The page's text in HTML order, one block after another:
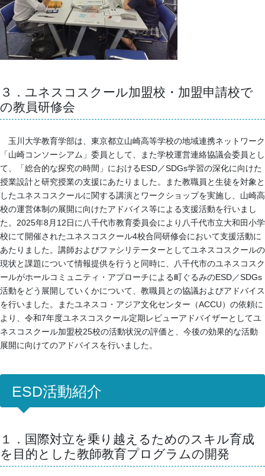
３．ユネスコスクール加盟校・加盟申請校で
の教員研修会
玉川大学教育学部は、東京都立山崎高等学校の地域連携ネットワーク
「山崎コンソーシアム」委員として、また学校運営連絡協議会委員とし
て、「総合的な探究の時間」におけるESD／SDGs学習の深化に向けた
授業設計と研究授業の支援にあたりました。また教職員と生徒を対象と
したユネスコスクールに関する講演とワークショップを実施し、山崎高
校の運営体制の展開に向けたアドバイス等による支援活動を行いまし
た。2025年8月12日に八千代市教育委員会により八千代市立大和田小学
校にて開催されたユネスコスクール4校合同研修会において支援活動に
あたりました。講師およびファシリテーターとしてユネスコスクールの
現状と課題について情報提供を行うと同時に、八千代市のユネスコスク
ールがホールコミュニティ・アプローチによる町ぐるみのESD／SDGs
活動をどう展開していくかについて、教職員との協議およびアドバイス
を行いました。またユネスコ・アジア文化センター（ACCU）の依頼に
より、令和7年度ユネスコスクール定期レビューアドバイザーとしてユ
ネスコスクール加盟校25校の活動状況の評価と、今後の効果的な活動
展開に向けてのアドバイスを行いました。
ESD活動紹介
１．国際対立を乗り越えるためのスキル育成
を目的とした教師教育プログラムの開発